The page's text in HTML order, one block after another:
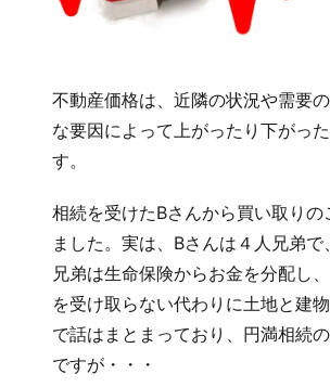
不動産価格は、近隣の状況や需要
な要因によって上がったり下がっ
す。
相続を受けたBさんから買い取りの
ました。実は、Bさんは４人兄弟で
兄弟は生命保険からお金を分配し
を受け取らない代わりに土地と建
で話はまとまっており、円満相続
ですが・・・